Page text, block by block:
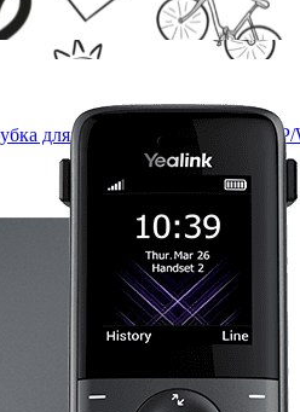
для W70B/W73P/W76P//